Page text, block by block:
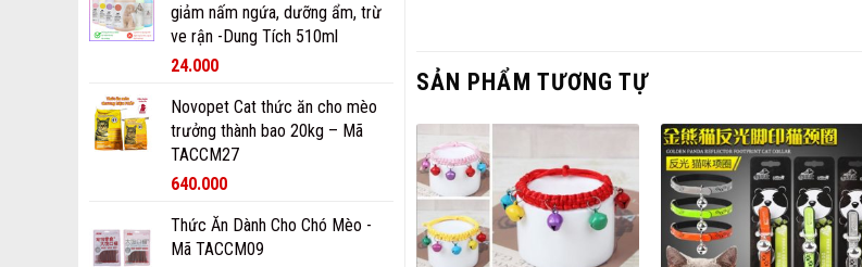
giảm nấm ngứa, dưỡng ẩm, trừ
ve rận -Dung Tích 510ml
24.000
Novopet Cat thức ăn cho mèo
trưởng thành bao 20kg – Mã
TACCM27
640.000
Thức Ăn Dành Cho Chó Mèo -
Mã TACCM09
SẢN PHẨM TƯƠNG TỰ